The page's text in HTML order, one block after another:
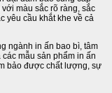
màu sắc rõ ràng, sắc
yêu cầu khắt khe về cả
ngành in ấn bao bì, tâm
mẫu sản phẩm in ấn
bảo được chất lượng, sự